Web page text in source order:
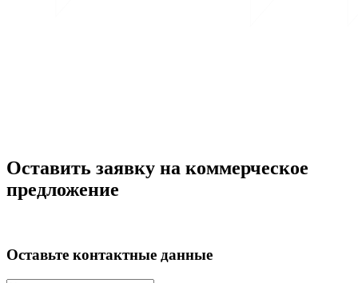
Оставить заявку на коммерческое
предложение
Оставьте контактные данные